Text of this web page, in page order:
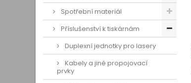
Spotřební materiál
Příslušenství k tiskárnám
Duplexní jednotky pro lasery
Kabely a jiné propojovací
prvky